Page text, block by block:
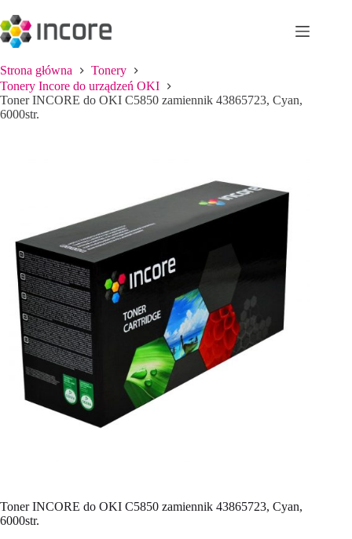
do
treści
Strona główna
Tonery
Tonery Incore do urządzeń OKI
Toner INCORE do OKI C5850 zamiennik 43865723, Cyan,
6000str.
Toner INCORE do OKI C5850 zamiennik 43865723, Cyan,
6000str.